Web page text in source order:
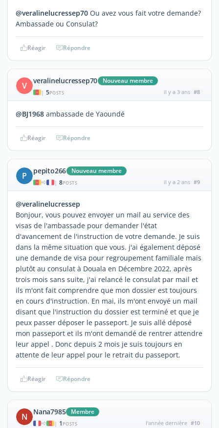
@veralinelucressep70 Ou avez vous fait votre demande?
Ambassade ou Consulat?
Réagir Répondre
V veralinelucressep70 Nouveau membre
| 5POSTS il y a 3 ans #8
@BJ1968 ambassade de Yaoundé
Réagir Répondre
P pepito266 Nouveau membre
| 8POSTS il y a 2 ans #9
@veralinelucressep
Bonjour, vous pouvez envoyer un mail au service des
visas de l'ambassade pour demander l'état
d'avancement de l'instruction de votre demande. Je suis
dans la même situation que vous. j'ai également déposé
une demande de visa pour regroupement familiale mais
plutôt au consulat à Douala en Décembre 2022, après
trois mois sans suite, j'ai relancé le consulat par mail et
ils m'ont fait comprendre que mon dossier est toujours
en cours d'instruction. En mai, ils m'ont envoyé un mail
disant que l'instruction du dossier est terminé et que je
peux passer déposer le passeport. Je suis allé déposé
mon passeport et ils m'ont demandé de rentrer attendre
leur appel . Donc depuis 2 mois je suis toujours en
attente de leur appel pour le retrait du passeport.
Réagir Répondre
N Nana7985 Membre
| 1 POSTS l'année dernière #10